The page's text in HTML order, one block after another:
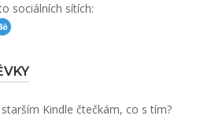
sociálních sítích:
Kindle čtečkám, co s tím?